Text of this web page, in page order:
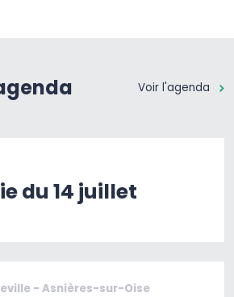
Voir l'agenda
du 14 juillet
- Asnières-sur-Oise